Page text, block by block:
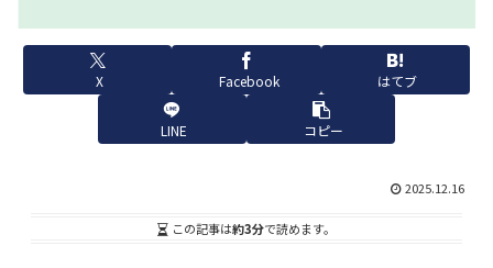
X Facebook はてブ
LINE コピー
2025.12.16
この記事は約3分で読めます。